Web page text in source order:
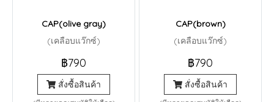
CAP(olive gray)
(เคลือบแว๊กซ์)
฿790
สั่งซื้อสินค้า
CAP(brown)
(เคลือบแว๊กซ์)
฿790
สั่งซื้อสินค้า